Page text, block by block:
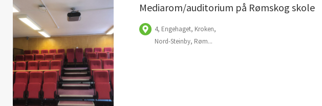
Mediarom/auditorium på Rømskog skole
4, Engehaget, Kroken,
Nord-Steinby, Røm...